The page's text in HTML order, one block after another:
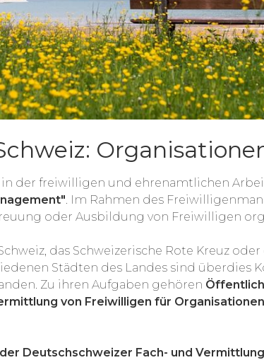
der freiwilligen und ehrenamtlichen
. Im Rahmen des
oder Ausbildung von Freiwilligen
das Schweizerische Rote Kreuz
Städten des Landes sind überdies
Zu ihren Aufgaben gehören
von Freiwilligen für
Deutschschweizer Fach- und